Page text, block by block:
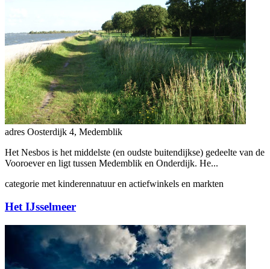
adres Oosterdijk 4, Medemblik
Het Nesbos is het middelste (en oudste buitendijkse) gedeelte van de
Vooroever en ligt tussen Medemblik en Onderdijk. He...
categorie met kinderennatuur en actiefwinkels en markten
Het IJsselmeer